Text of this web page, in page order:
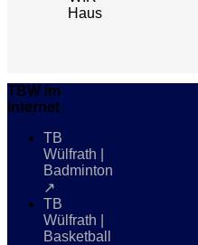
Haus
TBW im
Internet
TB
Wülfrath |
Badminton
↗
TB
Wülfrath |
Basketball